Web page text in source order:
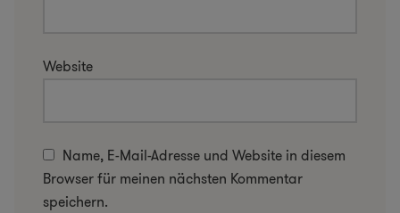
Website
Name, E-Mail-Adresse und Website in diesem
Browser für meinen nächsten Kommentar
speichern.